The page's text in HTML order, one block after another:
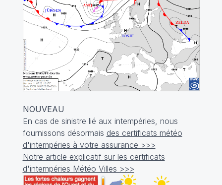
NOUVEAU
En cas de sinistre lié aux intempéries, nous
fournissons désormais des certificats météo
d'intempéries à votre assurance >>>
Notre article explicatif sur les certificats
d'intempéries Météo Villes >>>